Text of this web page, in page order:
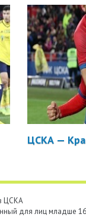
ЦСКА —
ЦСКА
для лиц младше